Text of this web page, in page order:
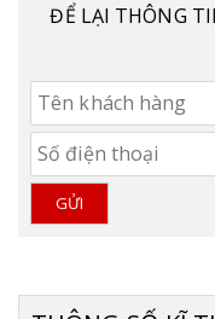
ĐỂ LẠI THÔNG
GỬI